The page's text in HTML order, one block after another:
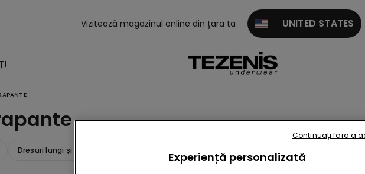
Vizitează magazinul online din țara ta UNITED STATES
Dresuri lungi și Șosete peste genunchi Experiență personalizată
Continuați fără a